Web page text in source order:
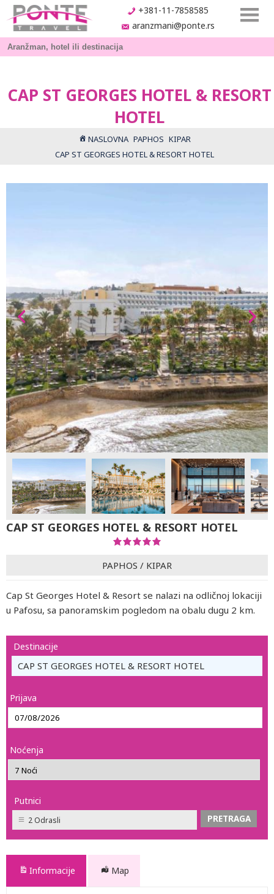
+381-11-7858585
aranzmani@ponte.rs
CAP ST GEORGES HOTEL & RESORT
HOTEL
NASLOVNA PAPHOS KIPAR
CAP ST GEORGES HOTEL & RESORT HOTEL
CAP ST GEORGES HOTEL & RESORT HOTEL
PAPHOS / KIPAR
Cap St Georges Hotel & Resort se nalazi na odličnoj lokaciji
u Pafosu, sa panoramskim pogledom na obalu dugu 2 km.
Destinacije
CAP ST GEORGES HOTEL & RESORT HOTEL
Prijava
Noćenja
Putnici
2 Odrasli
Informacije Map